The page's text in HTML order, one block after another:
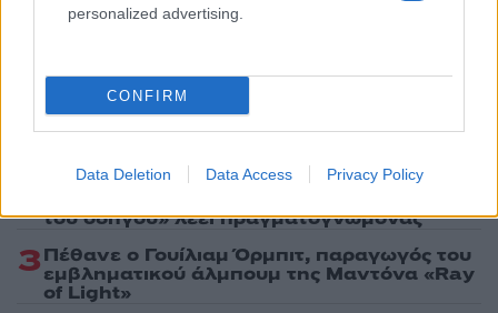
personalized advertising.
CONFIRM
Data Deletion Data Access Privacy Policy
Πιο δημοφιλή
Τουρίστας ρωτούσε πόσο να πληρώσει για
να ασελγήσει σε 10χρονο κορίτσι - Το παιδί
καθόταν αμέριμνο σε αυλή επιχείρησης
Δεν ήταν μόνο η ταχύτητα που οδήγησε
στο τροχαίο στις Σέρρες με νεκρούς μητέρα
του οδηγού» λέει πραγματογνώμονας
3Πέθανε ο Γουίλιαμ Όρμπιτ, παραγωγός του
εμβληματικού άλμπουμ της Μαντόνα «Ray
of Light»